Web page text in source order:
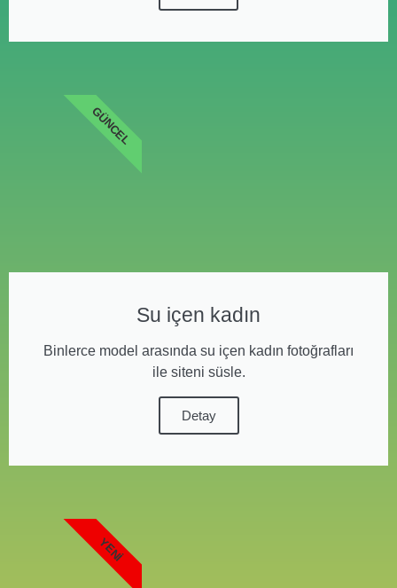
Su içen kadın
Binlerce model arasında su içen kadın fotoğrafları
ile siteni süsle.
Detay
GÜNCEL
YENI